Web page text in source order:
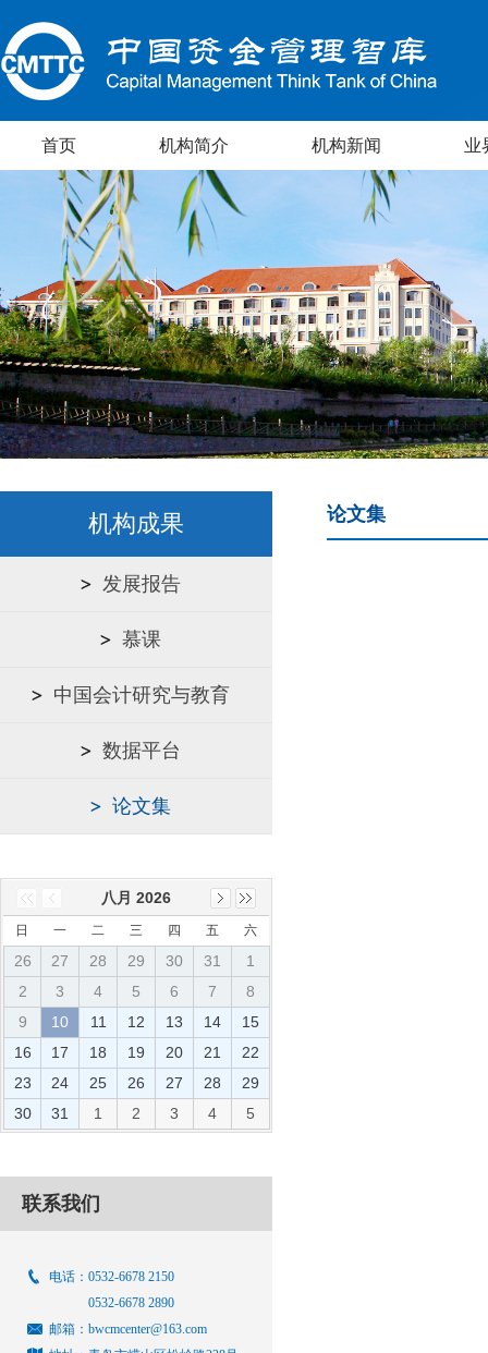
首页 机构简介 机构新闻 业
机构成果
发展报告
慕课
中国会计研究与教育
数据平台
论文集
八月 2026
日 一 二 三 四 五 六
26 27 28 29 30 31
1
2
3 4 5 6 7
8
9
10 11 12 13 14
15
16
17 18 19 20 21
22
23
24 25 26 27 28
29
30
31 1 2 3 4 5
联系我们
电话：0532-6678 2150
0532-6678 2890
邮箱：bwcmcenter@163.com
论文集